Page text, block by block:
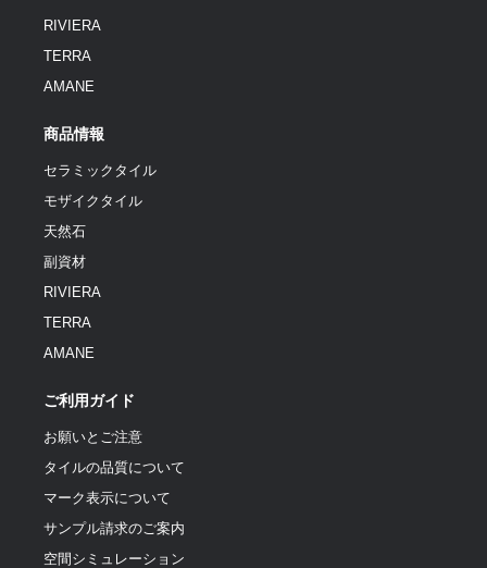
RIVIERA
TERRA
AMANE
商品情報
セラミックタイル
モザイクタイル
天然石
副資材
RIVIERA
TERRA
AMANE
ご利用ガイド
お願いとご注意
タイルの品質について
マーク表示について
サンプル請求のご案内
空間シミュレーション